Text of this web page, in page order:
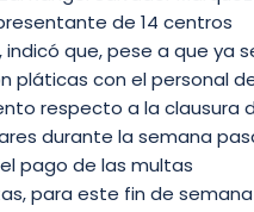
de 14 centros
indicó que, pese a que ya
pláticas con el personal
respecto a la clausura
durante la semana
pago de las multas
para este fin de semana